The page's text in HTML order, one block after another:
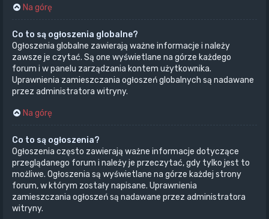
Na górę
Co to są ogłoszenia globalne?
Ogłoszenia globalne zawierają ważne informacje i należy
zawsze je czytać. Są one wyświetlane na górze każdego
forum i w panelu zarządzania kontem użytkownika.
Uprawnienia zamieszczania ogłoszeń globalnych są nadawane
przez administratora witryny.
Na górę
Co to są ogłoszenia?
Ogłoszenia często zawierają ważne informacje dotyczące
przeglądanego forum i należy je przeczytać, gdy tylko jest to
możliwe. Ogłoszenia są wyświetlane na górze każdej strony
forum, w którym zostały napisane. Uprawnienia
zamieszczania ogłoszeń są nadawane przez administratora
witryny.